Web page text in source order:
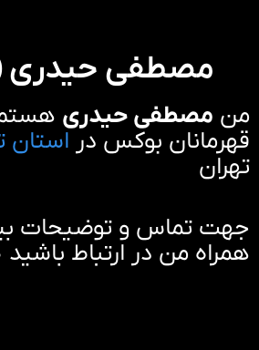
مصطفی
من مصطفی حیدری هستم
قهرمانان بوکس در استان
تهران
جهت تماس و توضیحات
همراه من در ارتباط باشید ۰۹۳۹۲۴۷۱۴۳۰